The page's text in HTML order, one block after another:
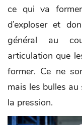
ce qui va
d’exploser et
général au
articulation que
former. Ce ne
mais les bulles
la pression.